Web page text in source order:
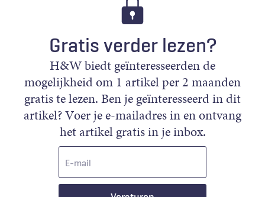
Gratis verder lezen?
H&W biedt geïnteresseerden de
mogelijkheid om 1 artikel per 2 maanden
gratis te lezen. Ben je geïnteresseerd in dit
artikel? Voer je e-mailadres in en ontvang
het artikel gratis in je inbox.